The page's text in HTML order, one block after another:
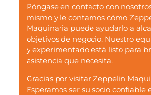
Póngase en contacto con
mismo y le contamos cómo
Maquinaria puede ayudarlo a
objetivos de negocio. Nuestro
y experimentado está listo para
asistencia que necesita.
Gracias por visitar Zeppelin
Esperamos ser su socio confiable